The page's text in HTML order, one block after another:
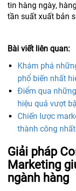
tin hàng ngày,
tần suất xuất bản
Bài viết liên quan:
Khám phá
phổ biến nhất
Điểm qua
hiệu quả vượt
Chiến lược
thành công
Giải pháp
Marketing
ngành hàng